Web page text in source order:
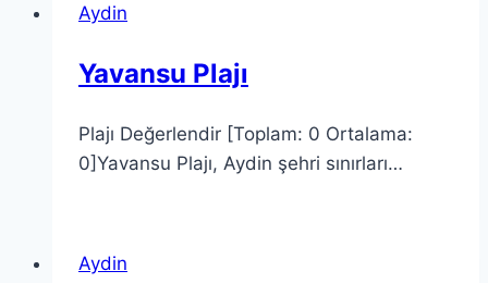
Aydin
Yavansu Plajı
Plajı Değerlendir [Toplam: 0 Ortalama:
0]Yavansu Plajı, Aydin şehri sınırları…
Aydin